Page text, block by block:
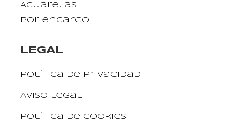
Acuarelas
Por encargo
LEGAL
Política de privacidad
Aviso legal
Política de cookies